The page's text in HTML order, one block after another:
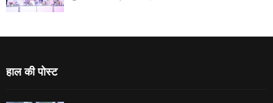
हाल की पोस्ट